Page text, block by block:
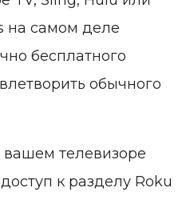
на самом деле
бесплатного
обычного
телевизоре
к разделу Roku